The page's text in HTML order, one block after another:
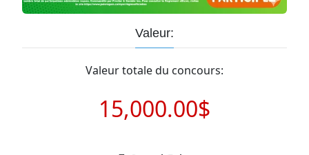
Valeur:
Valeur totale du concours:
15,000.00$